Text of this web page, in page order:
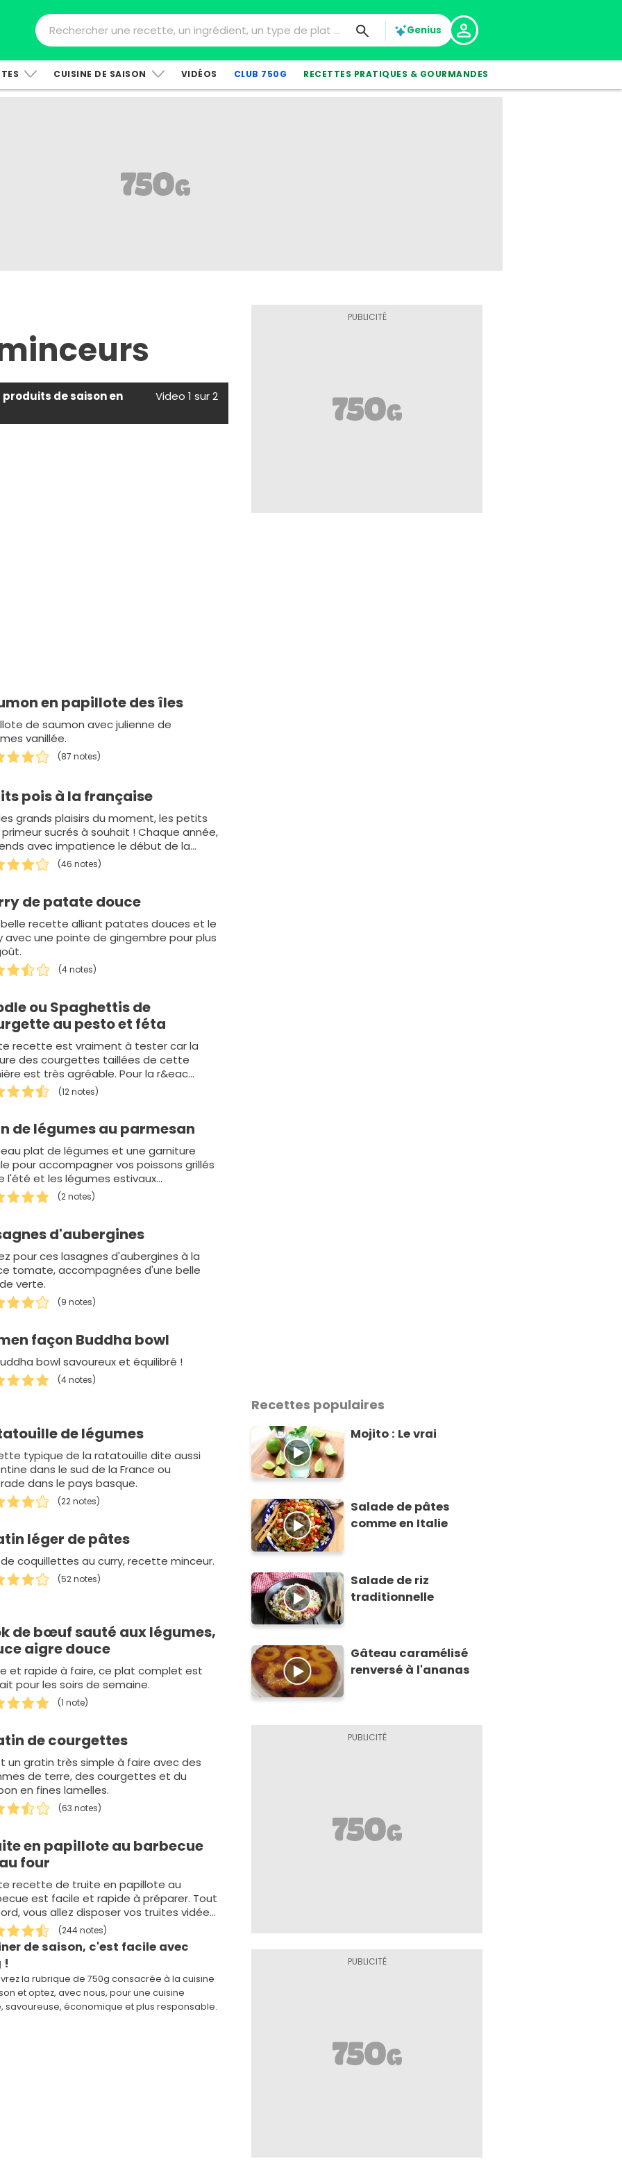
Genius
CUISINE DE SAISON VIDÉOS CLUB 750G RECETTES PRATIQUES & GOURMANDES
produits de saison en
Video 1 sur 2
en papillote des îles
de saumon avec julienne de
vanillée.
(87 notes)
pois à la française
grands plaisirs du moment, les petits
sucrés à souhait ! Chaque année,
avec impatience le début de la
car frais, les petits poi…
(46 notes)
de patate douce
belle recette alliant patates douces et le
avec une pointe de gingembre pour plus
(4 notes)
ou Spaghettis de
au pesto et féta
recette est vraiment à tester car la
des courgettes taillées de cette
est très agréable. Pour la r&eac…
(12 notes)
de légumes au parmesan
plat de légumes et une garniture
pour accompagner vos poissons grillés
l'été et les légumes estivaux…
(2 notes)
d'aubergines
pour ces lasagnes d'aubergines à la
tomate, accompagnées d'une belle
verte.
(9 notes)
façon Buddha bowl
bowl savoureux et équilibré !
(4 notes)
de légumes
typique de la ratatouille dite aussi
dans le sud de la France ou
dans le pays basque.
(22 notes)
léger de pâtes
de coquillettes au curry, recette minceur.
(52 notes)
de bœuf sauté aux légumes,
aigre douce
et rapide à faire, ce plat complet est
pour les soirs de semaine.
(1 note)
de courgettes
un gratin très simple à faire avec des
de terre, des courgettes et du
en fines lamelles.
(63 notes)
en papillote au barbecue
four
recette de truite en papillote au
est facile et rapide à préparer. Tout
vous allez disposer vos truites vidées
(244 notes)
de saison, c'est facile avec
!
la rubrique de 750g consacrée à la cuisine
et optez, avec nous, pour une cuisine
savoureuse, économique et plus responsable.
Recettes populaires
Mojito : Le vrai
Salade de pâtes
comme en Italie
Salade de riz
traditionnelle
Gâteau caramélisé
renversé à l'ananas